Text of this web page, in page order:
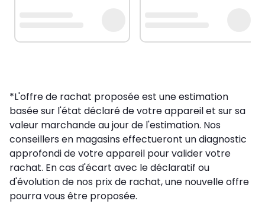
*L'offre de rachat proposée est une estimation
basée sur l'état déclaré de votre appareil et sur sa
valeur marchande au jour de l'estimation. Nos
conseillers en magasins effectueront un diagnostic
approfondi de votre appareil pour valider votre
rachat. En cas d'écart avec le déclaratif ou
d'évolution de nos prix de rachat, une nouvelle offre
pourra vous être proposée.